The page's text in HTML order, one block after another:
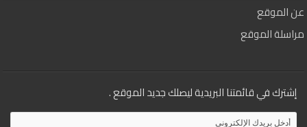
عن الموقع
مراسلة الموقع
إشترك في قائمتنا البريدية ليصلك جديد الموقع .